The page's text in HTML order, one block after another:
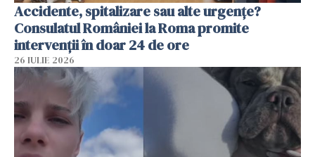
Accidente, spitalizare sau alte urgențe?
Consulatul României la Roma promite
intervenții în doar 24 de ore
26 IULIE 2026